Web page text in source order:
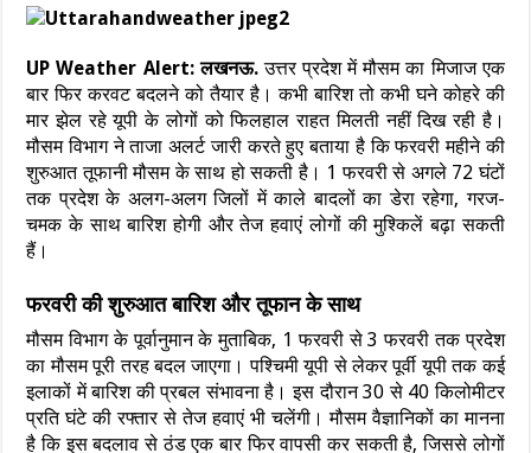
UP Weather Alert: लखनऊ.उत्तर प्रदेश में मौसम का मिजाज एक
बार फिर करवट बदलने को तैयार है। कभी बारिश तो कभी घने कोहरे की
मार झेल रहे यूपी के लोगों को फिलहाल राहत मिलती नहीं दिख रही है।
मौसम विभाग ने ताजा अलर्ट जारी करते हुए बताया है कि फरवरी महीने की
शुरुआत तूफानी मौसम के साथ हो सकती है। 1 फरवरी से अगले 72 घंटों
तक प्रदेश के अलग-अलग जिलों में काले बादलों का डेरा रहेगा, गरज-
चमक के साथ बारिश होगी और तेज हवाएं लोगों की मुश्किलें बढ़ा सकती
हैं।
फरवरी की शुरुआत बारिश और तूफान के साथ
मौसम विभाग के पूर्वानुमान के मुताबिक, 1 फरवरी से 3 फरवरी तक प्रदेश
का मौसम पूरी तरह बदल जाएगा। पश्चिमी यूपी से लेकर पूर्वी यूपी तक कई
इलाकों में बारिश की प्रबल संभावना है। इस दौरान 30 से 40 किलोमीटर
प्रति घंटे की रफ्तार से तेज हवाएं भी चलेंगी। मौसम वैज्ञानिकों का मानना
है कि इस बदलाव से ठंड एक बार फिर वापसी कर सकती है, जिससे लोगों